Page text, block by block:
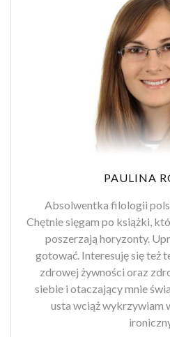
PAULINA
Absolwentka filologii
Chętnie sięgam po książki,
poszerzają horyzonty.
gotować. Interesuję się też
zdrowej żywności oraz
siebie i otaczający mnie
usta wciąż wykrzywiam